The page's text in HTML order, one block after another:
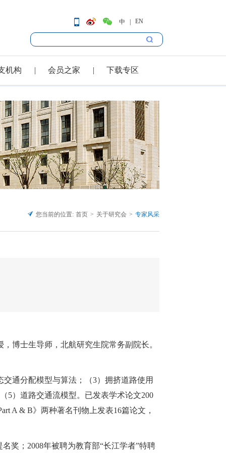
中 EN
机构 会员之家 下载专区
您当前的位置: 首页 关于研究会 专家风采
博士生导师，北航研究生院常务副院长。
通分配模型与算法；（3）拥挤道路使用
5）道路交通流模型。已发表学术论文200
A & B》两种著名刊物上发表16篇论文，
奖；2008年被聘为教育部“长江学者”特聘